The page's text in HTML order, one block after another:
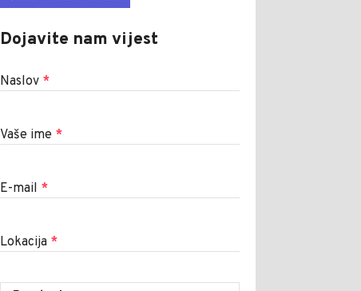
Dojavite nam vijest
Naslov *
Vaše ime *
E-mail *
Lokacija *